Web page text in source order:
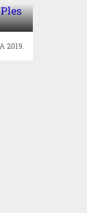
2019.